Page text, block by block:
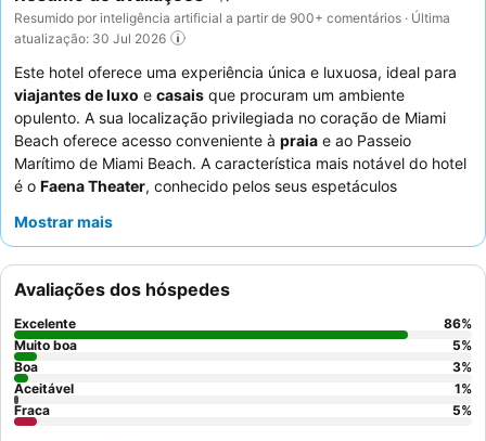
Resumido por inteligência artificial a partir de 900+ comentários · Última
atualização: 30 Jul 2026
Este hotel oferece uma experiência única e luxuosa, ideal para
viajantes de luxo e casais que procuram um ambiente
opulento. A sua localização privilegiada no coração de Miami
Beach oferece acesso conveniente à praia e ao Passeio
Marítimo de Miami Beach. A característica mais notável do hotel
é o Faena Theater, conhecido pelos seus espetáculos
consistentemente o
Los Fuegos e Pao, com o pequeno-almoço a ser um destaque
particular. Para uma estadia melhorada, considere um quarto
comvaranda
Mostrar mais
Avaliações dos hóspedes
Excelente 86%
Muito boa
5%
Boa
3%
Aceitável
1%
Fraca
5%